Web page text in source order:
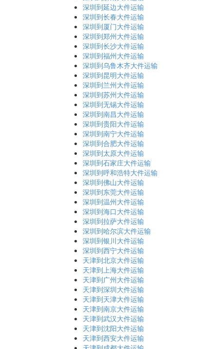
深圳到延边大件运输
深圳到长春大件运输
深圳到厦门大件运输
深圳到郑州大件运输
深圳到长沙大件运输
深圳到福州大件运输
深圳到乌鲁木齐大件运输
深圳到昆明大件运输
深圳到兰州大件运输
深圳到苏州大件运输
深圳到无锡大件运输
深圳到南昌大件运输
深圳到贵阳大件运输
深圳到南宁大件运输
深圳到合肥大件运输
深圳到太原大件运输
深圳到石家庄大件运输
深圳到呼和浩特大件运输
深圳到佛山大件运输
深圳到东莞大件运输
深圳到温州大件运输
深圳到海口大件运输
深圳到拉萨大件运输
深圳到哈尔滨大件运输
深圳到银川大件运输
深圳到西宁大件运输
天津到北京大件运输
天津到上海大件运输
天津到广州大件运输
天津到深圳大件运输
天津到天津大件运输
天津到南京大件运输
天津到武汉大件运输
天津到沈阳大件运输
天津到西安大件运输